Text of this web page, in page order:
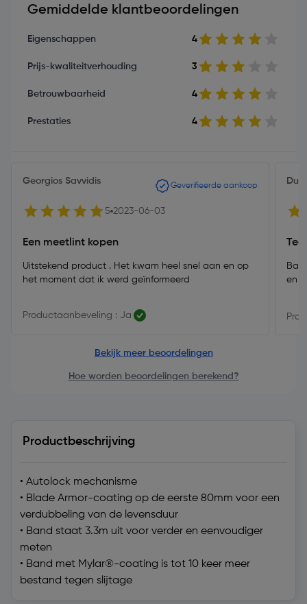
Gemiddelde klantbeoordelingen
Eigenschappen 4
Prijs-kwaliteitverhouding 3
Betrouwbaarheid 4
Prestaties 4
Georgios Savvidis Geverifieerde aankoop
5 2023-06-03
Een meetlint kopen
Uitstekend product . Het kwam heel snel aan en op
het moment dat ik werd geïnformeerd
Productaanbeveling : Ja
en
Bekijk meer beoordelingen
Hoe worden beoordelingen berekend?
Productbeschrijving
• Autolock mechanisme
• Blade Armor-coating op de eerste 80mm voor een
verdubbeling van de levensduur
• Band staat 3.3m uit voor verder en eenvoudiger
meten
• Band met Mylar®-coating is tot 10 keer meer
bestand tegen slijtage